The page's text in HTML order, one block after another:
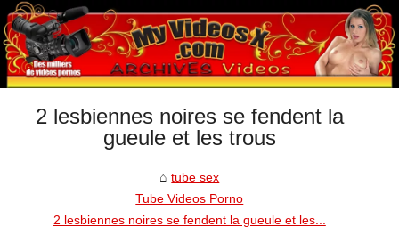
2 lesbiennes noires se fendent la
gueule et les trous
tube sex
Tube Videos Porno
2 lesbiennes noires se fendent la gueule et les...